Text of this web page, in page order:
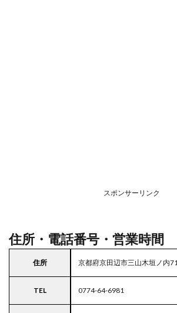
コス
スポンサーリンク
住所・電話番号・営業時間
住所 京都府京田辺市三山木垣ノ内
TEL 0774-64-6981